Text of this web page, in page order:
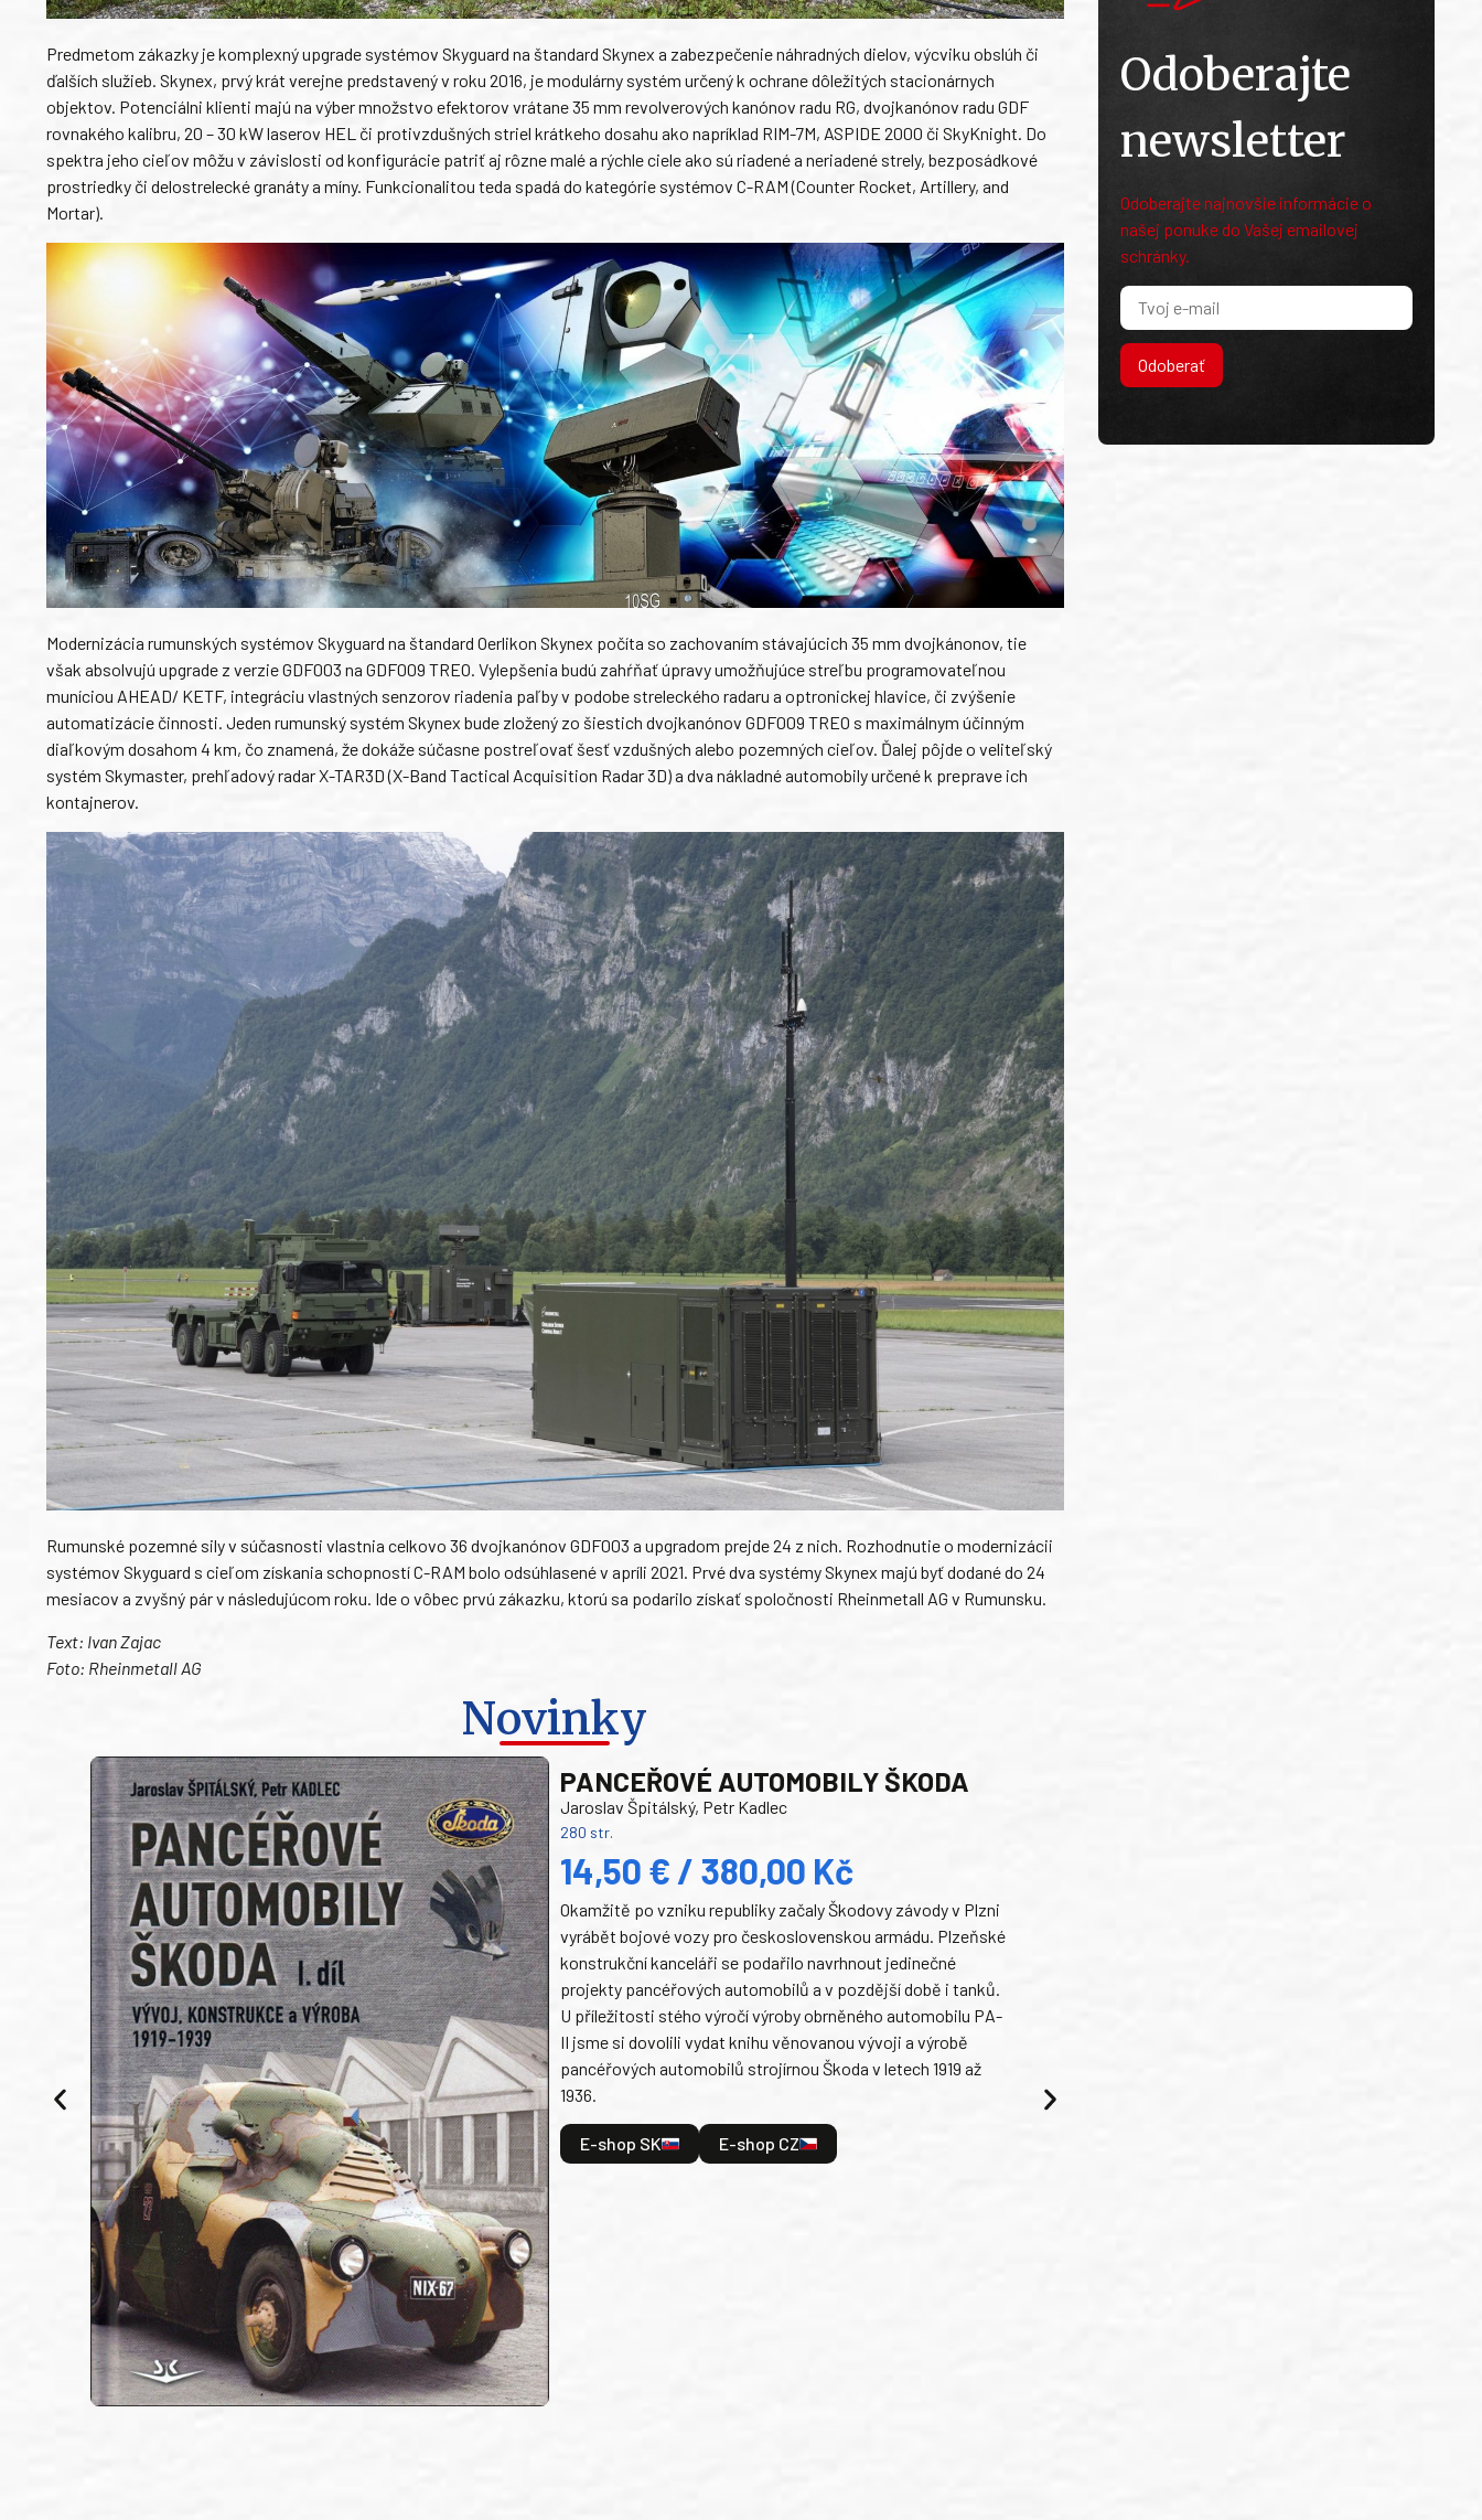
Predmetom zákazky je komplexný upgrade systémov Skyguard na štandard Skynex a zabezpečenie náhradných dielov, výcviku obslúh či
ďalších služieb. Skynex, prvý krát verejne predstavený v roku 2016, je modulárny systém určený k ochrane dôležitých stacionárnych
objektov. Potenciálni klienti majú na výber množstvo efektorov vrátane 35 mm revolverových kanónov radu RG, dvojkanónov radu GDF
rovnakého kalibru, 20 – 30 kW laserov HEL či protivzdušných striel krátkeho dosahu ako napríklad RIM-7M, ASPIDE 2000 či SkyKnight. Do
spektra jeho cieľov môžu v závislosti od konfigurácie patriť aj rôzne malé a rýchle ciele ako sú riadené a neriadené strely, bezposádkové
prostriedky či delostrelecké granáty a míny. Funkcionalitou teda spadá do kategórie systémov C-RAM (Counter Rocket, Artillery, and
Mortar).
Modernizácia rumunských systémov Skyguard na štandard Oerlikon Skynex počíta so zachovaním stávajúcich 35 mm dvojkánonov, tie
však absolvujú upgrade z verzie GDF003 na GDF009 TREO. Vylepšenia budú zahŕňať úpravy umožňujúce streľbu programovateľnou
muníciou AHEAD/ KETF, integráciu vlastných senzorov riadenia paľby v podobe streleckého radaru a optronickej hlavice, či zvýšenie
automatizácie činnosti. Jeden rumunský systém Skynex bude zložený zo šiestich dvojkanónov GDF009 TREO s maximálnym účinným
diaľkovým dosahom 4 km, čo znamená, že dokáže súčasne postreľovať šesť vzdušných alebo pozemných cieľov. Ďalej pôjde o veliteľský
systém Skymaster, prehľadový radar X-TAR3D (X-Band Tactical Acquisition Radar 3D) a dva nákladné automobily určené k preprave ich
kontajnerov.
Rumunské pozemné sily v súčasnosti vlastnia celkovo 36 dvojkanónov GDF003 a upgradom prejde 24 z nich. Rozhodnutie o modernizácii
systémov Skyguard s cieľom získania schopností C-RAM bolo odsúhlasené v apríli 2021. Prvé dva systémy Skynex majú byť dodané do 24
mesiacov a zvyšný pár v následujúcom roku. Ide o vôbec prvú zákazku, ktorú sa podarilo získať spoločnosti Rheinmetall AG v Rumunsku.
Text: Ivan Zajac
Foto: Rheinmetall AG
Novinky
PANCEŘOVÉ AUTOMOBILY ŠKODA
Jaroslav Špitálský, Petr Kadlec
280 str.
14,50 € / 380,00 Kč
Okamžitě po vzniku republiky začaly Škodovy závody v Plzni
vyrábět bojové vozy pro československou armádu. Plzeňské
konstrukční kanceláři se podařilo navrhnout jedinečné
projekty pancéřových automobilů a v pozdější době i tanků.
U příležitosti stého výročí výroby obrněného automobilu PA-
II jsme si dovolili vydat knihu věnovanou vývoji a výrobě
pancéřových automobilů strojírnou Škoda v letech 1919 až
1936.
E-shop SK E-shop CZ
Odoberajte
newsletter
Odoberajte najnovšie informácie o
našej ponuke do Vašej emailovej
schránky.
Odoberať